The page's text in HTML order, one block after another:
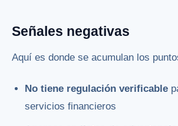
Señales negativas
Aquí es donde se acumulan los
No tiene regulación verificable
servicios financieros